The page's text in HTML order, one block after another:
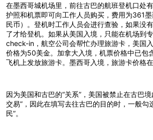
在墨西哥城机场里，前往古巴的航班登机口处
护照和机票即可向工作人员购买，费用为361
民币）。登机时工作人员会进行查验，如果没
了才给登机。如果从美国入境，只能在机场到
check-in，航空公司会帮忙办理旅游卡，美国
价格为50美金。加拿大入境，机票价格中已包
飞机上发放旅游卡。墨西哥入境，旅游卡价格
因为美国和古巴的“关系”，美国被禁止在古巴
交易”，因此在填写去往古巴的目的时，一般勾
民”。